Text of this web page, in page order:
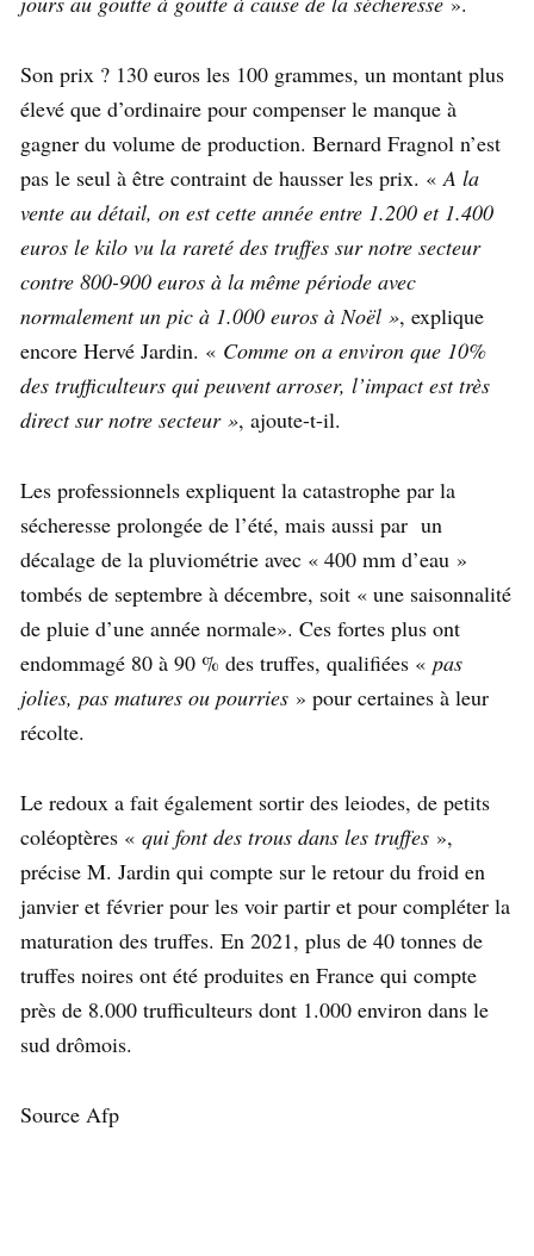
Son prix ? 130 euros les 100 grammes, un montant plus
élevé que d’ordinaire pour compenser le manque à
gagner du volume de production. Bernard Fragnol n’est
pas le seul à être contraint de hausser les prix. «A la
vente au détail, on est cette année entre 1.200 et 1.400
euros le kilo vu la rareté des truffes sur notre secteur
contre 800-900 euros à la même période avec
normalement un pic à 1.000 euros à Noël », explique
encore Hervé Jardin. « Comme on a environ que 10%
des trufficulteurs qui peuvent arroser, l’impact est très
direct sur notre secteur », ajoute-t-il.
Les professionnels expliquent la catastrophe par la
sécheresse prolongée de l’été, mais aussi par un
décalage de la pluviométrie avec « 400 mm d’eau »
tombés de septembre à décembre, soit « une saisonnalité
de pluie d’une année normale». Ces fortes plus ont
endommagé 80 à 90 % des truffes, qualifiées « pas
jolies, pas matures ou pourries » pour certaines à leur
récolte.
Le redoux a fait également sortir des leiodes, de petits
coléoptères « qui font des trous dans les truffes »,
précise M. Jardin qui compte sur le retour du froid en
janvier et février pour les voir partir et pour compléter la
maturation des truffes. En 2021, plus de 40 tonnes de
truffes noires ont été produites en France qui compte
près de 8.000 trufficulteurs dont 1.000 environ dans le
sud drômois.
Source Afp